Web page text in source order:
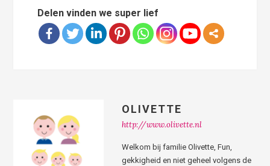
Delen vinden we super lief
OLIVETTE
http://www.olivette.nl
Welkom bij familie Olivette, Fun,
gekkigheid en niet geheel volgens de